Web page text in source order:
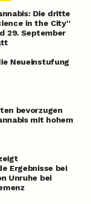
Die dritte
in the City“
29. September
Neueinstufung
bevorzugen
mit hohem
Ergebnisse bei
Unruhe bei